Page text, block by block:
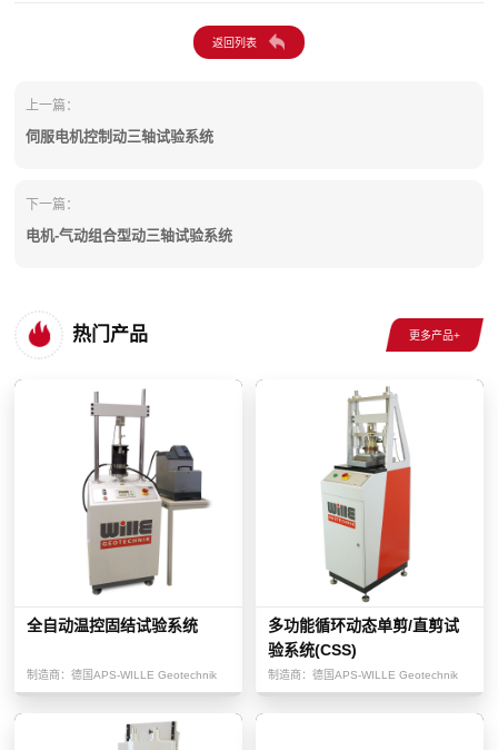
上一篇：
伺服电机控制动三轴试验系统
下一篇：
电机-气动组合型动三轴试验系统
热门产品
全自动温控固结试验系统
制造商： 德国APS-WILLE Geotechnik
多功能循环动态单剪/直剪试
验系统(CSS)
制造商： 德国APS-WILLE Geotechnik